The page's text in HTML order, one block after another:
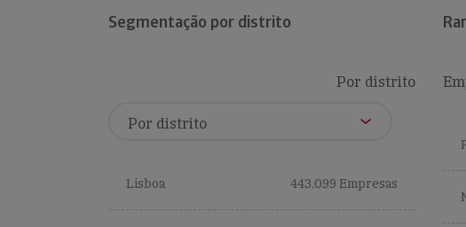
Segmentação por distrito
Por distrito
Lisboa 443,099 Empresas